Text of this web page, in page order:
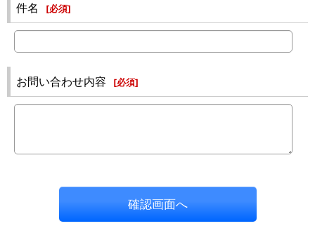
件名 [必須]
お問い合わせ内容 [必須]
確認画面へ